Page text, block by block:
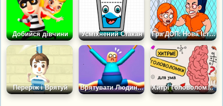
Добийся дівчини Усміхнений Стакан Гра ДОП: Нова Історія
Переріж і Врятуй Врятувати Людину Сосиску Хитрі Головоломки Для Розуму